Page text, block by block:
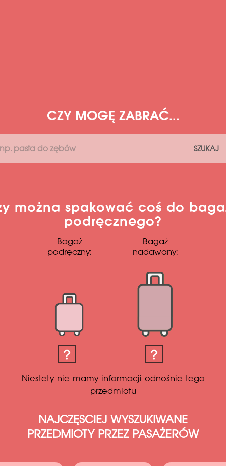
CZY MOGĘ ZABRAĆ...
SZUKAJ
można spakować coś do
podręcznego?
Bagaż
podręczny:
Bagaż
nadawany:
Niestety nie mamy informacji odnośnie tego
przedmiotu
NAJCZĘSCIEJ WYSZUKIWANE
PRZEDMIOTY PRZEZ PASAŻERÓW